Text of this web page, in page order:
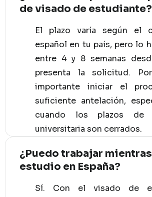
de visado de estudiante?
El plazo varía según el
español en tu país, pero lo
entre 4 y 8 semanas
presenta la solicitud.
importante iniciar el
suficiente antelación,
cuando los plazos de
universitaria son cerrados.
¿Puedo trabajar mientras
estudio en España?
Sí. Con el visado de